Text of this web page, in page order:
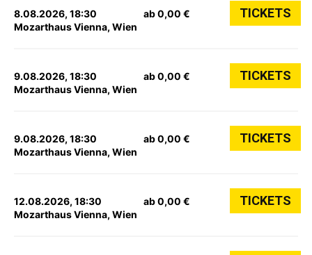
8.08.2026, 18:30
Mozarthaus Vienna, Wien
ab 0,00 € TICKETS
9.08.2026, 18:30
Mozarthaus Vienna, Wien
ab 0,00 € TICKETS
9.08.2026, 18:30
Mozarthaus Vienna, Wien
ab 0,00 € TICKETS
12.08.2026, 18:30
Mozarthaus Vienna, Wien
ab 0,00 € TICKETS